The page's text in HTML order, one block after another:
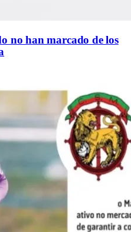
no han marcado de los